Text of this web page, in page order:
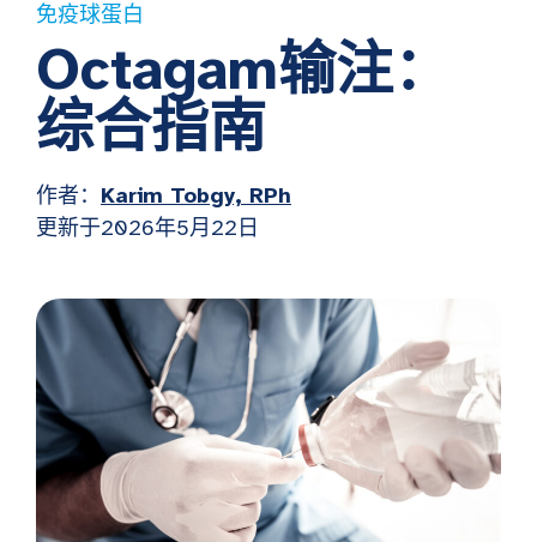
免疫球蛋白
Octagam输注：
综合指南
作者： Karim Tobgy, RPh
更新于2026年5月22日